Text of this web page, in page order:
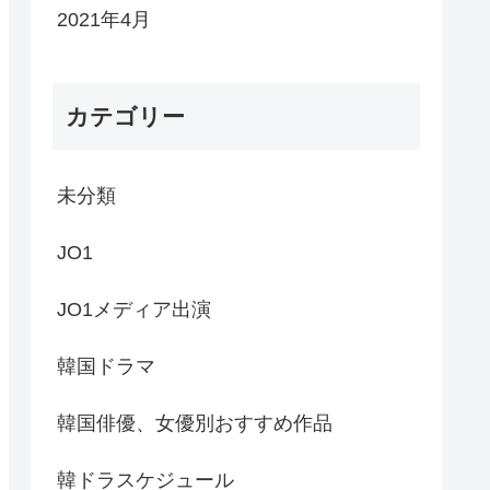
2021年4月
カテゴリー
未分類
JO1
JO1メディア出演
韓国ドラマ
韓国俳優、女優別おすすめ作品
韓ドラスケジュール